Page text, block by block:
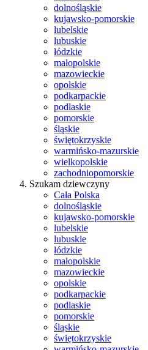
dolnośląskie
kujawsko-pomorskie
lubelskie
lubuskie
łódzkie
małopolskie
mazowieckie
opolskie
podkarpackie
podlaskie
pomorskie
śląskie
świętokrzyskie
warmińsko-mazurskie
wielkopolskie
zachodniopomorskie
Szukam dziewczyny
Cała Polska
dolnośląskie
kujawsko-pomorskie
lubelskie
lubuskie
łódzkie
małopolskie
mazowieckie
opolskie
podkarpackie
podlaskie
pomorskie
śląskie
świętokrzyskie